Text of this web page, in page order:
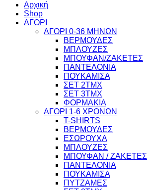
Αρχική
Shop
ΑΓΟΡΙ
ΑΓΟΡΙ 0-36 ΜΗΝΩΝ
ΒΕΡΜΟΥΔΕΣ
ΜΠΛΟΥΖΕΣ
ΜΠΟΥΦΑΝ/ΖΑΚΕΤΕΣ
ΠΑΝΤΕΛΟΝΙΑ
ΠΟΥΚΑΜΙΣΑ
ΣΕΤ 2ΤΜΧ
ΣΕΤ 3ΤΜΧ
ΦΟΡΜΑΚΙΑ
ΑΓΟΡΙ 1-6 ΧΡΟΝΩΝ
T-SHIRTS
ΒΕΡΜΟΥΔΕΣ
ΕΣΩΡΟΥΧΑ
ΜΠΛΟΥΖΕΣ
ΜΠΟΥΦΑΝ / ΖΑΚΕΤΕΣ
ΠΑΝΤΕΛΟΝΙΑ
ΠΟΥΚΑΜΙΣΑ
ΠΥΤΖΑΜΕΣ